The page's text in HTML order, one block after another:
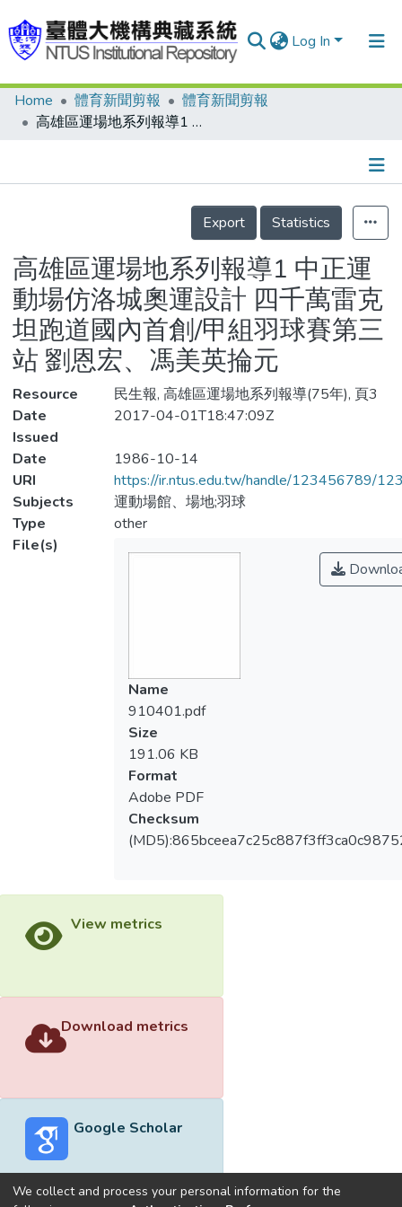
Log In
Communities & Collections
Statistics
Home 體育新聞剪報
體育新聞剪報
高雄區運場地系列報導1 中正運動場仿洛城奧運設計 四千萬雷克坦跑道國內首創/甲組羽球賽第三站 劉恩宏、馮美英掄元
Details
Export
Statistics
高雄區運場地系列報導1 中正運
動場仿洛城奧運設計 四千萬雷克
坦跑道國內首創/甲組羽球賽第三
站 劉恩宏、馮美英掄元
Resource
民生報, 高雄區運場地系列報導(75年), 頁3
Date
Issued
2017-04-01T18:47:09Z
Date
1986-10-14
URI
https://ir.ntus.edu.tw/handle/123456789/
Subjects
運動場館、場地;羽球
Type
other
File(s)
Name
910401.pdf
Size
191.06 KB
Format
Adobe PDF
Checksum
View metrics
Download metrics
Google Scholar
We collect and process your personal information for the